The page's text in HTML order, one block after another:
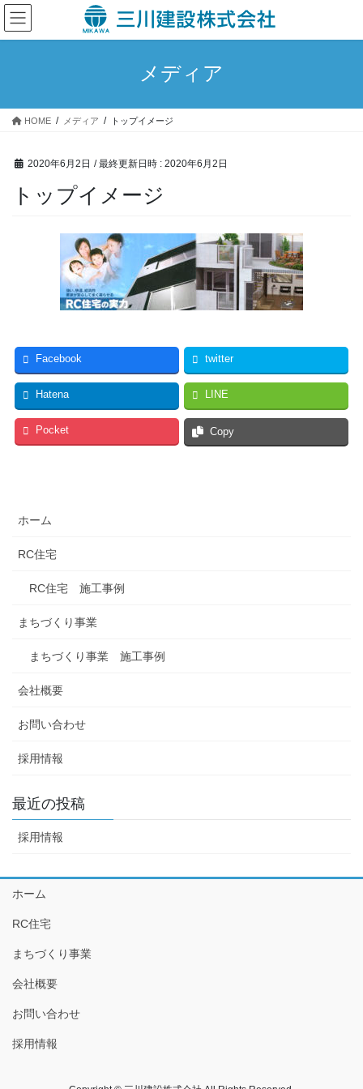
コ
ン
テ
ス
ナ
ビ
ゲ
ン
メディア
HOME メディア トップイメージ
2020年6月2日 / 最終更新日時 : 2020年6月2日
トップイメージ
Facebook twitter
Hatena LINE
Pocket Copy
ホーム
RC住宅
RC住宅 施工事例
まちづくり事業
まちづくり事業 施工事例
会社概要
お問い合わせ
採用情報
最近の投稿
採用情報
ホーム
RC住宅
まちづくり事業
会社概要
お問い合わせ
採用情報